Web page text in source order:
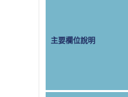
主要欄位說明